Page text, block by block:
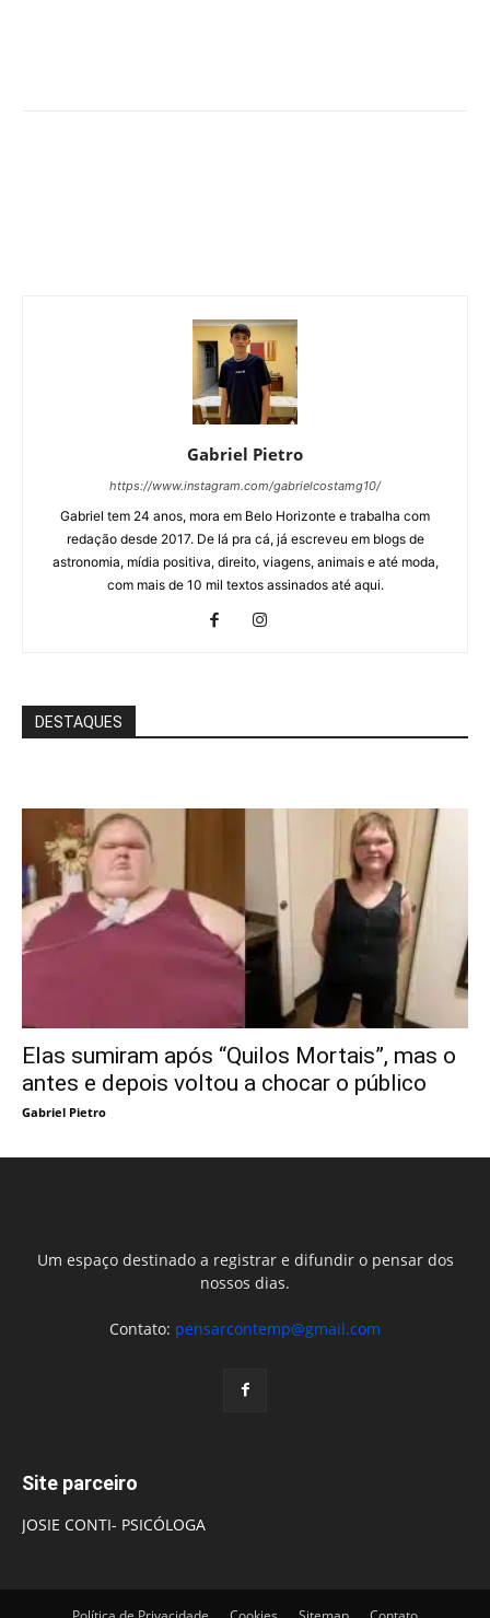
Gabriel Pietro
https://www.instagram.com/gabrielcostamg10/
Gabriel tem 24 anos, mora em Belo Horizonte e trabalha com
redação desde 2017. De lá pra cá, já escreveu em blogs de
astronomia, mídia positiva, direito, viagens, animais e até moda,
com mais de 10 mil textos assinados até aqui.
DESTAQUES
Elas sumiram após “Quilos Mortais”, mas o
antes e depois voltou a chocar o público
Gabriel Pietro
Um espaço destinado a registrar e difundir o pensar dos
nossos dias.
Contato: pensarcontemp@gmail.com
Site parceiro
JOSIE CONTI- PSICÓLOGA